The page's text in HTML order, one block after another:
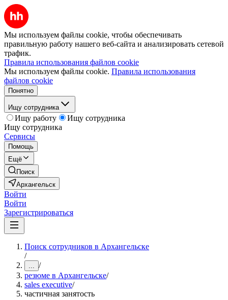
Мы используем файлы cookie, чтобы обеспечивать
правильную работу нашего веб-сайта и анализировать сетевой
трафик.
Правила использования файлов cookie
Мы используем файлы cookie. Правила использования
файлов cookie
Понятно
Ищу сотрудника
Ищу работу
Ищу сотрудника
Ищу сотрудника
Сервисы
Помощь
Ещё
Поиск
Архангельск
Войти
Войти
Зарегистрироваться
Поиск сотрудников в Архангельске
/
... /
резюме в Архангельске/
sales executive/
частичная занятость